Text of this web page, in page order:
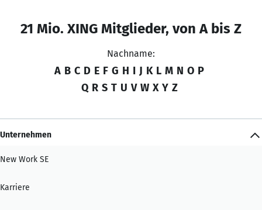
21 Mio. XING Mitglieder, von A bis Z
Nachname:
A B C D E F G H I J K L M N O P
Q R S T U V W X Y Z
Unternehmen
New Work SE
Karriere